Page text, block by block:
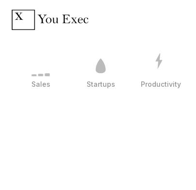
Sales Startups Productivity